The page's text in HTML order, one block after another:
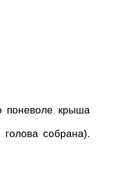
поневоле крыша
собрана).